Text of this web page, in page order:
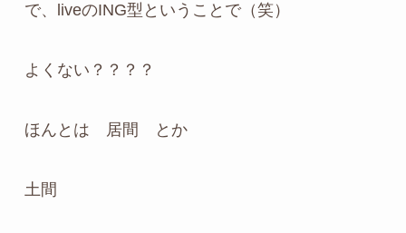
で、liveのING型ということで（笑）
よくない？？？？
ほんとは 居間 とか
土間